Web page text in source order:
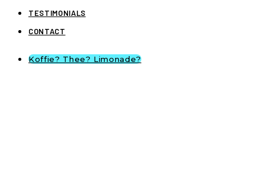
TESTIMONIALS
CONTACT
Koffie? Thee? Limonade?